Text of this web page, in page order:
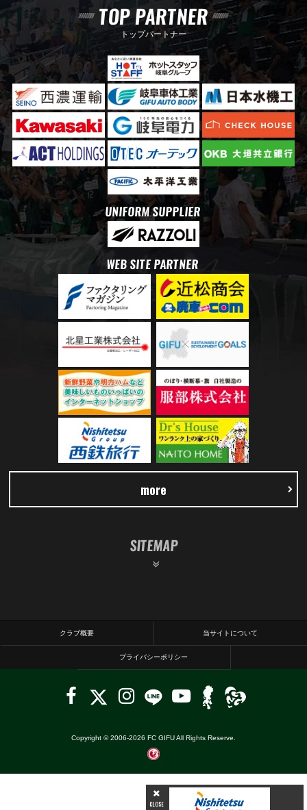
TOP PARTNER
トップパートナー
UNIFORM SUPPLIER
WEB SITE PARTNER
more
SITEMAP
クラブ概要 当サイトについて
プライバシーポリシー
Copyright © 2006-2026 FC GIFU All Rights Reserve.
CLOSE